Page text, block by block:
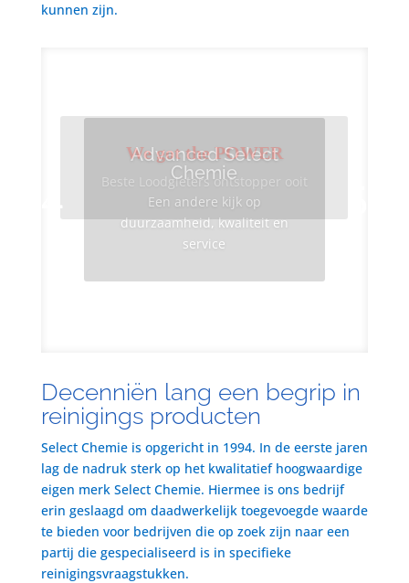
kunnen zijn.
Advanced Select
Chemie
Een andere kijk op
duurzaamheid, kwaliteit en
service
We got the POWER
Beste Loodgieters ontstopper ooit
Decenniën lang een begrip in
reinigings producten
Select Chemie is opgericht in 1994. In de eerste jaren
lag de nadruk sterk op het kwalitatief hoogwaardige
eigen merk Select Chemie. Hiermee is ons bedrijf
erin geslaagd om daadwerkelijk toegevoegde waarde
te bieden voor bedrijven die op zoek zijn naar een
partij die gespecialiseerd is in specifieke
reinigingsvraagstukken.